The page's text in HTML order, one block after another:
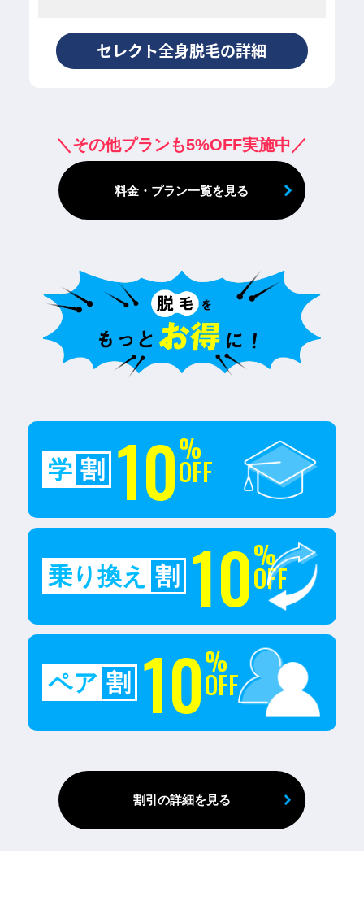
セレクト全身脱毛の詳細
料金・プラン一覧を見る
学 割 10%
OFF
乗り換え 割 10%
OFF
ペア 割 10%
OFF
割引の詳細を見る